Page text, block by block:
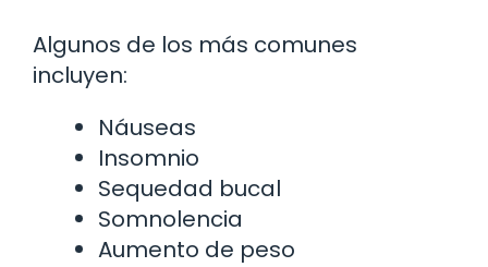
Algunos de los más comunes
incluyen:
Náuseas
Insomnio
Sequedad bucal
Somnolencia
Aumento de peso